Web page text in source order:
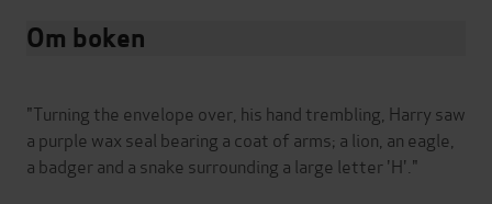
Om boken
"Turning the envelope over, his hand trembling, Harry saw
a purple wax seal bearing a coat of arms; a lion, an eagle,
a badger and a snake surrounding a large letter 'H'."